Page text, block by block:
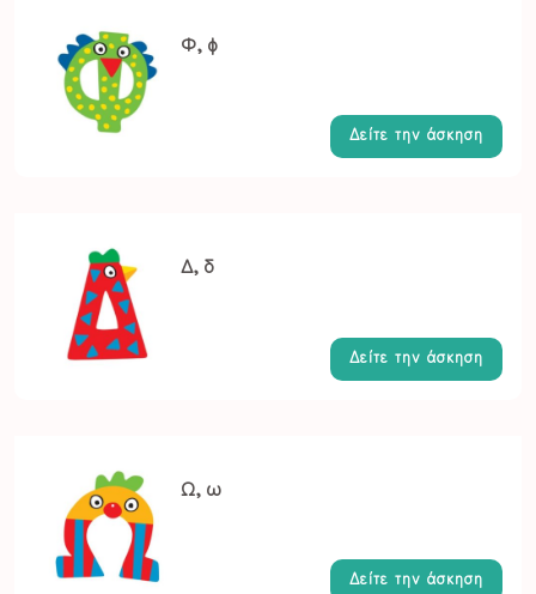
Φ, φ
Δείτε την άσκηση
Δ, δ
Δείτε την άσκηση
Ω, ω
Δείτε την άσκηση